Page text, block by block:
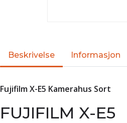
Beskrivelse Informasjon
Fujifilm X-E5 Kamerahus Sort
FUJIFILM X-E5